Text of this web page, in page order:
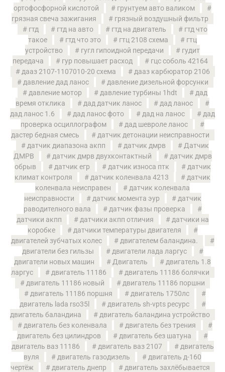
ортофосфорной кислотой
грунтуем авто валиком
грязная свеча зажигания
грязный воздушный фильтр
гтд
гтд на авто гтд на двигатель
гтд что
такое
гтд что это гтц 2108 схема
гтц
устройство
гугл гипоидной передачи
гудит
передача
гур повышает расход
гцс соболь 42164
дааз 2107-1107010-20 схема
дааз карбюратор 2106
давление дад ланос
давление дизельной форсунки
давление мотор
давление турбины 1hdt
дад
время отклика
дад датчик ланос
дад ланос
дад ланос 1.6
дад ланос фото дад на ланос
дад
проверка осциллографом
дад шевроле ланос
дастер бедная смесь
датчик детонации неисправности
датчик диапазона акпп
датчик дмрв
Датчик
ДМРВ
датчик дмрв двухконтактный
датчик дмрв
обрыв
датчик егр датчик износа птк
датчик
климат контроля
датчик коленвала 4213
датчик
коленвала неисправен
датчик коленвала
неисправности
датчик момента эур
датчик
раводителного вала
датчик фазы проверка
датчики акпп
датчики акпп отличия
датчики на
коробке
датчики температуры двигателя
двигателей зубчатых колес
двигателем баландина.
двигатели без гильзы
двигатели лада ларгус
двигатели новых машин
Двигатель
двигатель 1.8
ларгус
двигатель 11186
двигатель 11186 болячки
двигатель 11186 новый
двигатель 11186 поршни
двигатель 11186 поршня
двигатель 1750лс
двигатель lada rso35l
двигатель sh-vpts ресурс
двигатель баландина
двигатель баландина устройство
двигатель без коленвала
двигатель без трения
двигатель без цилиндров
двигатель без шатуна
двигатель ваз 11186
двигатель ваз 2107
двигатель
вуля
двигатель газодизель
двигатель д-160
чертёж
двигатель днепр
двигатель захлёбывается